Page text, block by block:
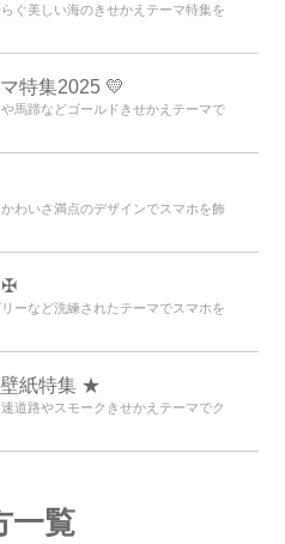
ぐ美しい海のきせかえテーマ特集を
特集2025 💛
馬蹄などゴールドきせかえテーマで
わいさ満点のデザインでスマホを飾
✠
ーなど洗練されたテーマでスマホを
紙特集 ★
道路やスモークきせかえテーマでク
一覧